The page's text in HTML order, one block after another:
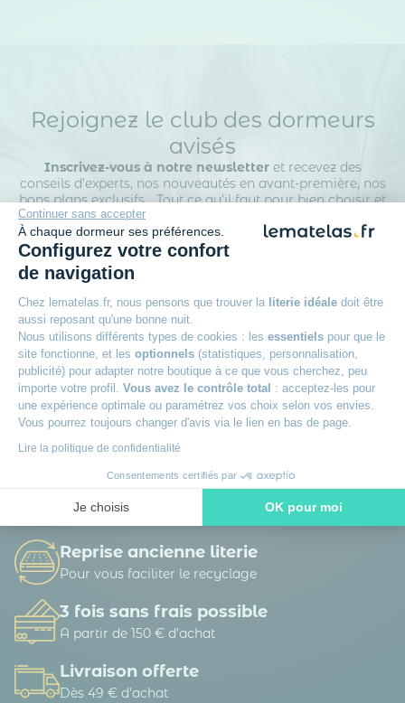
Continuer sans accepter
À chaque dormeur ses préférences.
Configurez votre confort
de navigation
Chez lematelas.fr, nous pensons que trouver la literie idéale doit être
aussi reposant qu'une bonne nuit.
Nous utilisons différents types de cookies : les essentiels pour que le
site fonctionne, et les optionnels (statistiques, personnalisation,
publicité) pour adapter notre boutique à ce que vous cherchez, peu
importe votre profil. Vous avez le contrôle total : acceptez-les pour
une expérience optimale ou paramétrez vos choix selon vos envies.
Vous pourrez toujours changer d'avis via le lien en bas de page.
Lire la politique de confidentialité
Consentements certifiés par
Je choisis OK pour moi
Axeptio consent
Plateforme de Gestion du Consentement : Personnalisez vos
Notre plateforme vous permet d'adapter et de gérer vos
Rejoignez le club des dormeurs
avisés
Inscrivez-vous à notre newsletteret recevez des
conseils d’experts, nos nouveautés en avant-première, nos
bons plans exclusifs… Tout ce qu’il faut pour bien choisir et
La société DTLM traite vos données personnelles afin de gérer sa base de
données clients / prospects et de personnaliser les offres qui vous sont
adressées. Vous pouvez exercer vos droits d’accès, de rectification, d’opposition,
de portabilité d’effacement et définir des directives post-mortem.
En savoir
plus sur la gestion de vos données et vos droits.
Pour adopter votre matelas
Reprise ancienne literie
Pour vous faciliter le recyclage
3 fois sans frais possible
A partir de 150 € d’achat
Livraison offerte
Dès 49 € d'achat